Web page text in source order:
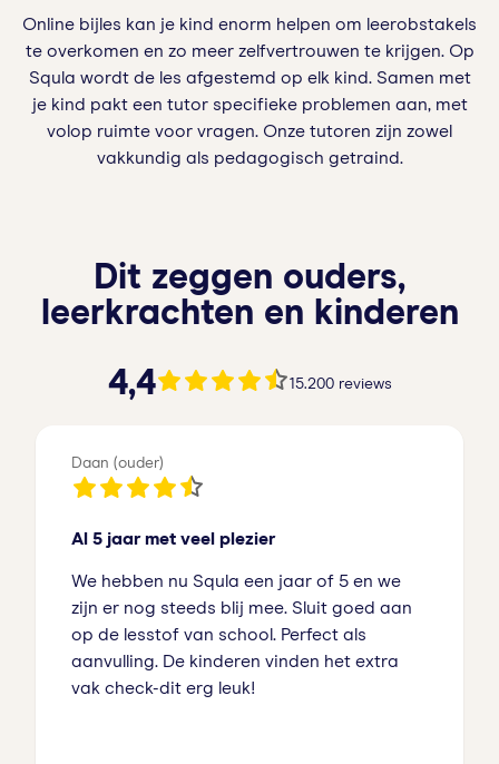
Online bijles kan je kind enorm helpen om leerobstakels
te overkomen en zo meer zelfvertrouwen te krijgen. Op
Squla wordt de les afgestemd op elk kind. Samen met
je kind pakt een tutor specifieke problemen aan, met
volop ruimte voor vragen. Onze tutoren zijn zowel
vakkundig als pedagogisch getraind.
Dit zeggen ouders,
leerkrachten en kinderen
4,44.4 van de 5 sterren
15.200 reviews
Daan (ouder)
Al 5 jaar met veel plezier
We hebben nu Squla een jaar of 5 en we
zijn er nog steeds blij mee. Sluit goed aan
op de lesstof van school. Perfect als
aanvulling. De kinderen vinden het extra
vak check-dit erg leuk!